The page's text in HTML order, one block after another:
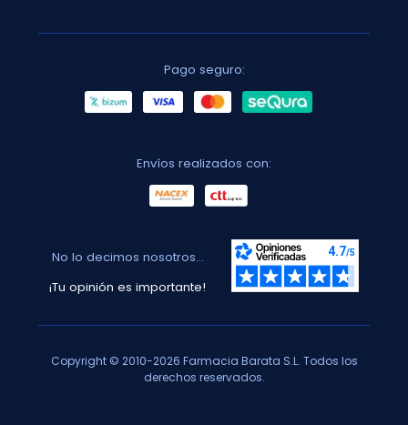
Pago seguro:
Envíos realizados con:
No lo decimos nosotros...
¡Tu opinión es importante!
Copyright © 2010-2026 Farmacia Barata S.L. Todos los
derechos reservados.